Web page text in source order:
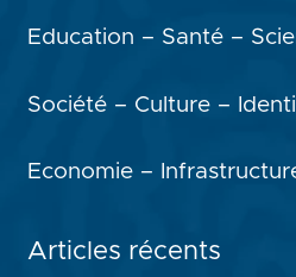
Education – Santé –
Société – Culture –
Economie –
Articles récents